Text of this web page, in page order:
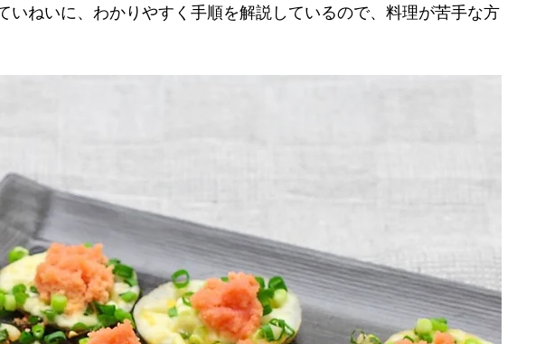
いねいに、わかりやすく手順を解説しているので、料理が苦手な方